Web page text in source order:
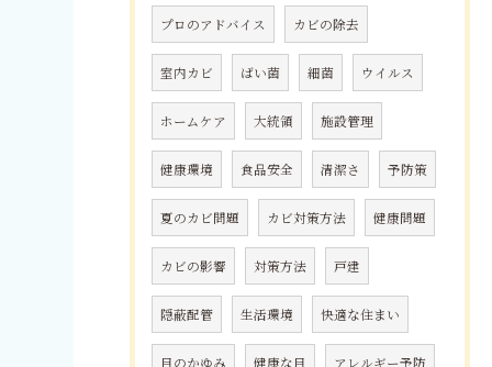
プロのアドバイス カビの除去
室内カビ ばい菌 細菌 ウイルス
ホームケア 大統領 施設管理
健康環境 食品安全 清潔さ 予防策
夏のカビ問題 カビ対策方法 健康問題
カビの影響 対策方法 戸建
隠蔽配管 生活環境 快適な住まい
目のかゆみ 健康な目 アレルギー予防